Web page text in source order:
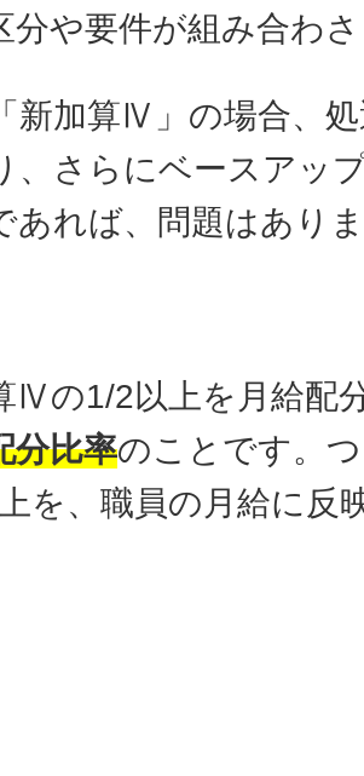
分や要件が組み合わ
新加算Ⅳ」の場合、
、さらにベースアッ
あれば、問題はあり
Ⅳの1/2以上を月給配
分比率のことです。
を、職員の月給に反